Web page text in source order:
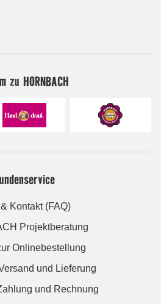
zu HORNBACH
Kontakt (FAQ)
Projektberatung
Onlinebestellung
und Lieferung
und Rechnung